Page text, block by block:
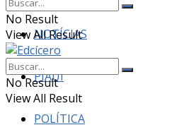
NOTÍCIAS
PIAUÍ
POLÍTICA
No Result
View All Result
No Result
View All Result